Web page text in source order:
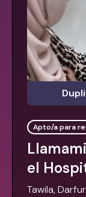
Apto/a para
el
Tawila,